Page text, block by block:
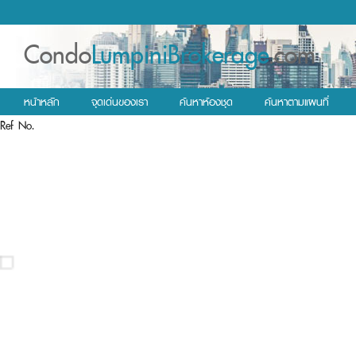
CondoLumpiniBrokerage.com
หน้าหลัก จุดเด่นของเรา ค้นหาห้องชุด ค้นหาตามแผนที่
Ref No.